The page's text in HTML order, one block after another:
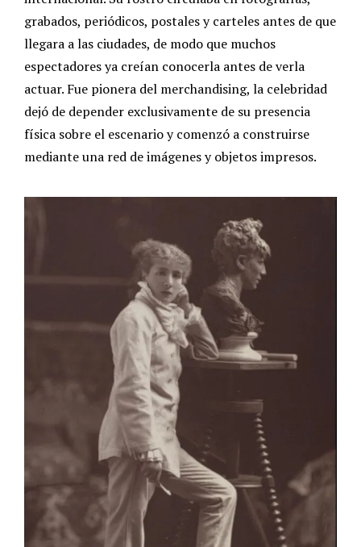
grabados, periódicos, postales y carteles antes de que
llegara a las ciudades, de modo que muchos
espectadores ya creían conocerla antes de verla
actuar. Fue pionera del merchandising, la celebridad
dejó de depender exclusivamente de su presencia
física sobre el escenario y comenzó a construirse
mediante una red de imágenes y objetos impresos.